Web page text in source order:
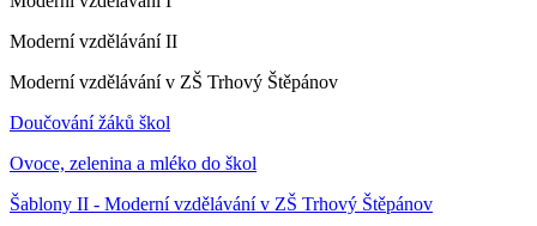
Moderní vzdělávání II
Moderní vzdělávání v ZŠ Trhový Štěpánov
Doučování žáků škol
Ovoce, zelenina a mléko do škol
Šablony II - Moderní vzdělávání v ZŠ Trhový Štěpánov